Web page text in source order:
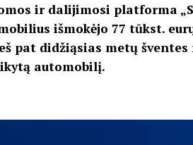
ir dalijimosi platforma
išmokėjo 77 tūkst.
pat didžiąsias metų
automobilį.